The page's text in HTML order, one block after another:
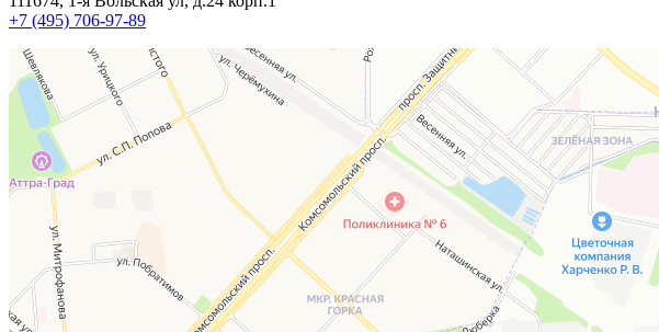
+7 (495) 706-97-89